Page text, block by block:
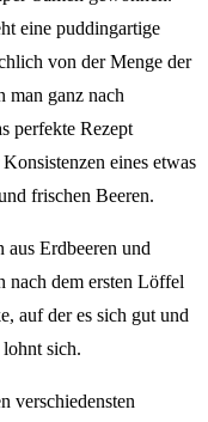
eine puddingartige
von der Menge der
man ganz nach
perfekte Rezept
eines etwas
frischen Beeren.
Erdbeeren und
nach dem ersten Löffel
auf der es sich gut und
lohnt sich.
verschiedensten